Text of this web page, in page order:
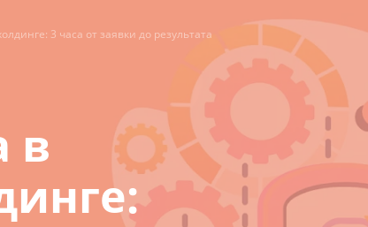
3 часа от заявки до результата
в